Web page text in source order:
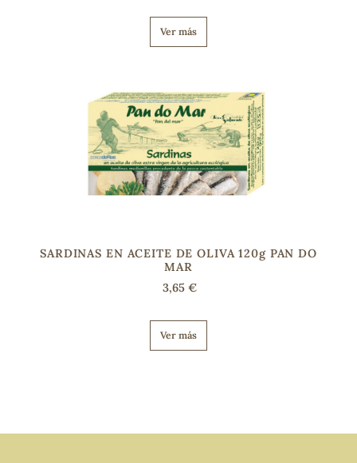
Ver más
SARDINAS EN ACEITE DE OLIVA 120g PAN DO
MAR
3,65 €
Ver más